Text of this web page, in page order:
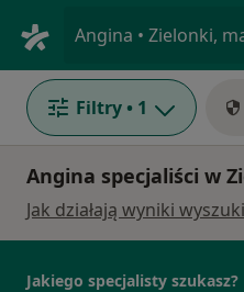
Angina • Zielonki,
Filtry • 1
Angina specjaliści w
Jak działają wyniki
Jakiego specjalisty szukasz?